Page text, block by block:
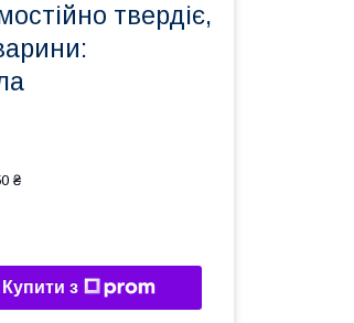
твердіє,
₴
Купити з